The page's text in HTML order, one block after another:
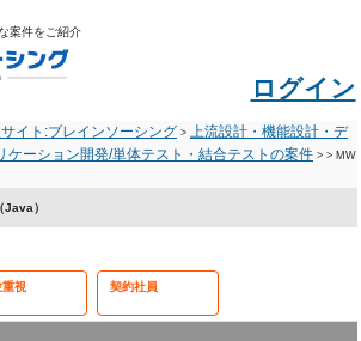
案件をご紹介
ログイン
イト:ブレインソーシング > 上流設計・機能設計・デ
ケーション開発/単体テスト・結合テストの案件 > > MW
Java）
視 契約社員